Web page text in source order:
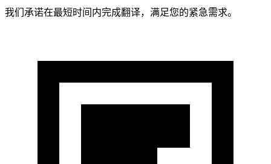
我们承诺在最短时间内完成翻译，满足您的紧急需求。